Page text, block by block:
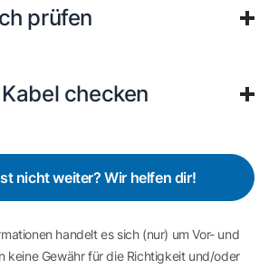
prüfen
checken
nicht weiter? Wir helfen dir!
handelt es sich (nur) um Vor- und
keine Gewähr für die Richtigkeit und/oder